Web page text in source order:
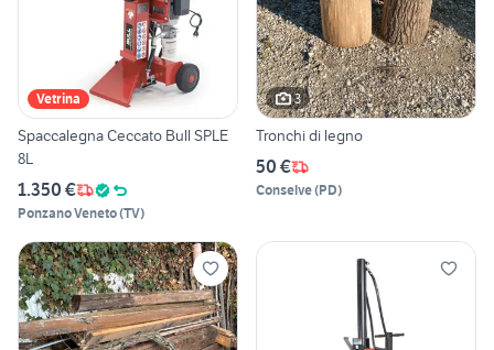
Vetrina
Spaccalegna Ceccato Bull SPLE
8L
1.350 €
Ponzano Veneto(TV)
3
Tronchi di legno
50 €
Conselve(PD)